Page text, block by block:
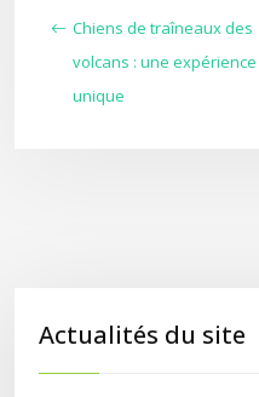
Chiens de traîneaux des
volcans : une expérience
unique
Actualités du site